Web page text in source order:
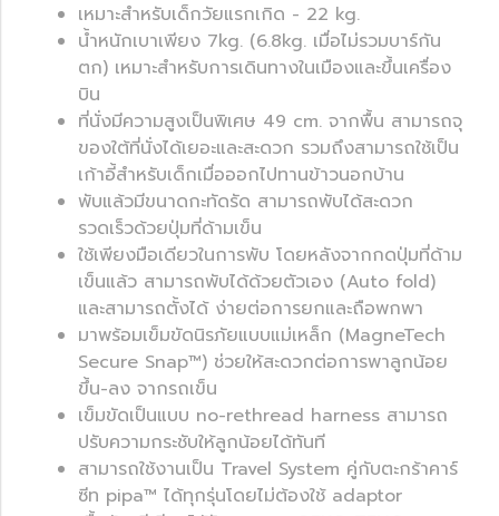
เหมาะสำหรับเด็กวัยแรกเกิด - 22 kg.
น้ำหนักเบาเพียง 7kg. (6.8kg. เมื่อไม่รวมบาร์กัน
ตก) เหมาะสำหรับการเดินทางในเมืองและขึ้นเครื่อง
บิน
ที่นั่งมีความสูงเป็นพิเศษ 49 cm. จากพื้น สามารถจุ
ของใต้ที่นั่งได้เยอะและสะดวก รวมถึงสามารถใช้เป็น
เก้าอี้สำหรับเด็กเมื่อออกไปทานข้าวนอกบ้าน
พับแล้วมีขนาดกะทัดรัด สามารถพับได้สะดวก
รวดเร็วด้วยปุ่มที่ด้ามเข็น
ใช้เพียงมือเดียวในการพับ โดยหลังจากกดปุ่มที่ด้าม
เข็นแล้ว สามารถพับได้ด้วยตัวเอง (Auto fold)
และสามารถตั้งได้ ง่ายต่อการยกและถือพกพา
มาพร้อมเข็มขัดนิรภัยแบบแม่เหล็ก (MagneTech
Secure Snap™) ช่วยให้สะดวกต่อการพาลูกน้อย
ขึ้น-ลง จากรถเข็น
เข็มขัดเป็นแบบ no-rethread harness สามารถ
ปรับความกระชับให้ลูกน้อยได้ทันที
สามารถใช้งานเป็น Travel System คู่กับตะกร้าคาร์
ซีท pipa™ ได้ทุกรุ่นโดยไม่ต้องใช้ adaptor